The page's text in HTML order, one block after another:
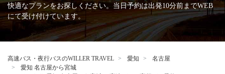
快適なプランをお探しください。当日予約は出発10分前までWEB
にて受け付けています。
高速バス・夜行バスのWILLER TRAVEL 愛知
名古屋
愛知 名古屋から宮城